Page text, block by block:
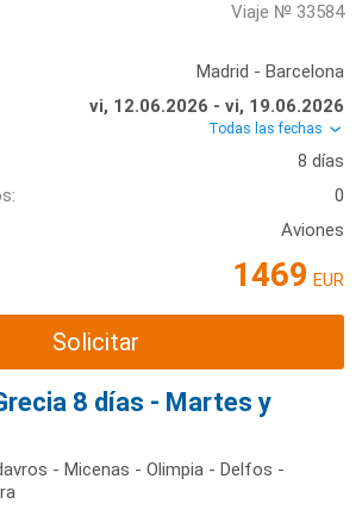
Viaje № 33584
Madrid - Barcelona
vi, 12.06.2026 - vi, 19.06.2026
Todas las fechas
8 días
0
Aviones
1469 EUR
Solicitar
8 días - Martes y
- Micenas - Olimpia - Delfos -